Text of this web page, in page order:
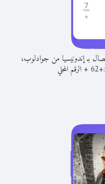
بـ إندونيسيا من جوادلوب،
+
62
+الرقم المحلي